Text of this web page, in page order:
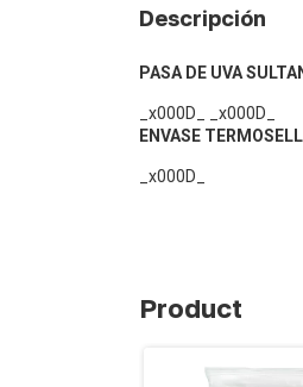
Descripción
PASA DE UVA
_x000D_ _x000D_
ENVASE
_x000D_
Product